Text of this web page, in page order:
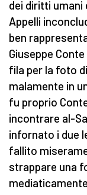
dei diritti umani
Appelli
ben
Giuseppe
fila per la foto
malamente in
fu proprio
incontrare al-
infornato i due
fallito
strappare una